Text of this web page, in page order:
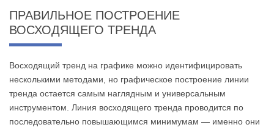
ПРАВИЛЬНОЕ ПОСТРОЕНИЕ
ВОСХОДЯЩЕГО ТРЕНДА
Восходящий тренд на графике можно идентифицировать
несколькими методами, но графическое построение линии
тренда остается самым наглядным и универсальным
инструментом. Линия восходящего тренда проводится по
последовательно повышающимся минимумам — именно они